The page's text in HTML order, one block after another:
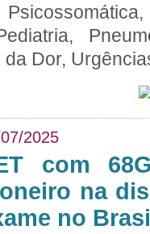
Dor,
2025
com
na
no